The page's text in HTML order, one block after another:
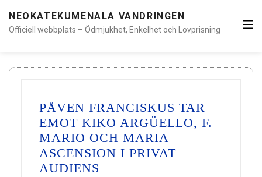
NEOKATEKUMENALA VANDRINGEN
Officiell webbplats – Ödmjukhet, Enkelhet och Lovprisning
PÅVEN FRANCISKUS TAR
EMOT KIKO ARGÜELLO, F.
MARIO OCH MARIA
ASCENSION I PRIVAT
AUDIENS